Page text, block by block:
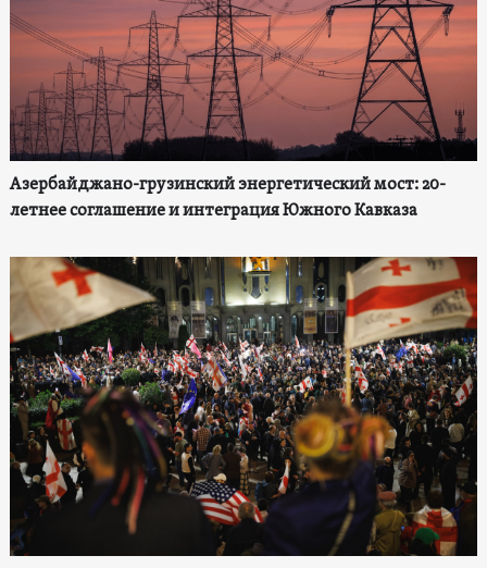
Азербайджано-грузинский энергетический мост: 20-
летнее соглашение и интеграция Южного Кавказа